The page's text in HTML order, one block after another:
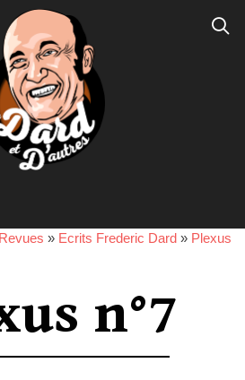
Revues » Ecrits Frederic Dard » Plexus
n°7